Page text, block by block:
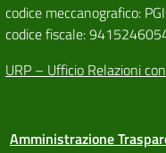
codice meccanografico:
codice fiscale:
URP – Ufficio Relazioni
Amministrazione